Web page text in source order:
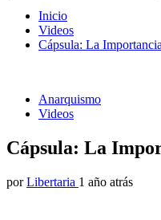
Inicio
Videos
Cápsula: La
Anarquismo
Videos
Cápsula: La
por Libertaria 1 año atrás